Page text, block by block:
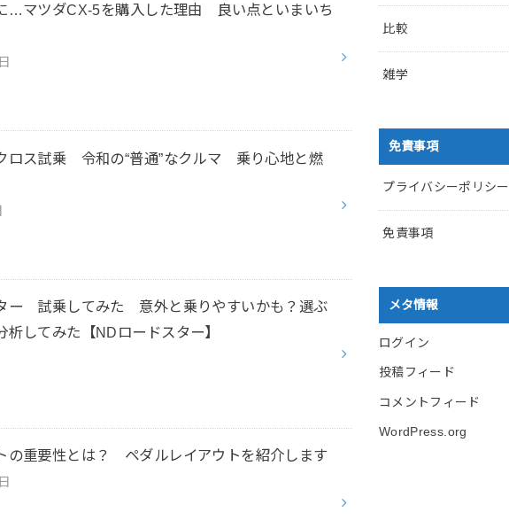
…マツダCX-5を購入した理由 良い点といまいち
ロス試乗 令和の“普通”なクルマ 乗り心地と燃
ー 試乗してみた 意外と乗りやすいかも？選ぶ
析してみた【NDロードスター】
の重要性とは？ ペダルレイアウトを紹介します
比較
雑学
免責事項
プライバシーポリシー
免責事項
メタ情報
ログイン
投稿フィード
コメントフィード
WordPress.org